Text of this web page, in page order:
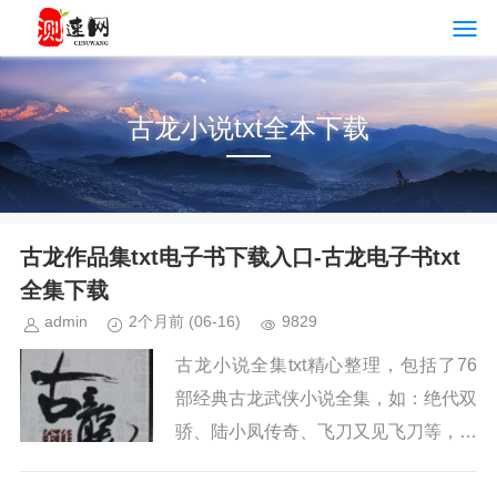
古龙小说txt全本下载
古龙作品集txt电子书下载入口-古龙电子书txt
全集下载
admin 2个月前 (06-16) 9829
古龙小说全集txt精心整理，包括了76
部经典古龙武侠小说全集，如：绝代双
骄、陆小凤传奇、飞刀又见飞刀等，喜